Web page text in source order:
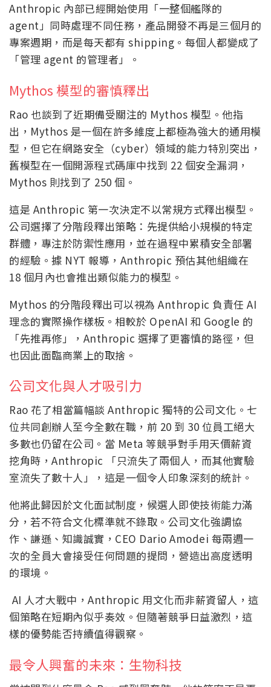
Anthropic 內部已經開始使用「一整個艦隊的
agent」同時處理不同任務，產品開發不再是三個月的
專案週期，而是每天都有 shipping。每個人都變成了
「管理 agent 的管理者」。
Mythos 模型的審慎釋出
Rao 也談到了近期備受關注的 Mythos 模型。他指
出，Mythos 是一個在許多維度上都極為強大的通用模
型，但它在網路安全（cyber）領域的能力特別突出，
舊模型在一個開源程式碼庫中找到 22 個安全漏洞，
Mythos 則找到了 250 個。
這是 Anthropic 第一次決定不以常規方式釋出模型。
公司選擇了分階段釋出策略：先提供給小規模的特定
群體，專注於防禦性應用，並在過程中累積安全部署
的經驗。據 NYT 報導，Anthropic 預估其他組織在
18 個月內也會推出類似能力的模型。
Mythos 的分階段釋出可以視為 Anthropic 負責任 AI
理念的實際操作樣板。相較於 OpenAI 和 Google 的
「先推再修」，Anthropic 選擇了更審慎的路徑，但
也因此面臨商業上的取捨。
公司文化與人才吸引力
Rao 花了相當篇幅談 Anthropic 獨特的公司文化。七
位共同創辦人至今全數在職，前 20 到 30 位員工絕大
多數也仍留在公司。當 Meta 等競爭對手用天價薪資
挖角時，Anthropic 「只流失了兩個人，而其他實驗
室流失了數十人」，這是一個令人印象深刻的統計。
他將此歸因於文化面試制度，候選人即使技術能力滿
分，若不符合文化標準就不錄取。公司文化強調協
作、謙遜、知識誠實，CEO Dario Amodei 每兩週一
次的全員大會接受任何問題的提問，營造出高度透明
的環境。
AI 人才大戰中，Anthropic 用文化而非薪資留人，這
個策略在短期內似乎奏效。但隨著競爭日益激烈，這
樣的優勢能否持續值得觀察。
最令人興奮的未來：生物科技